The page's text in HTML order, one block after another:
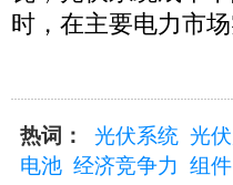
时，在主要电力市场
热词： 光伏系统 光
电池 经济竞争力 组件